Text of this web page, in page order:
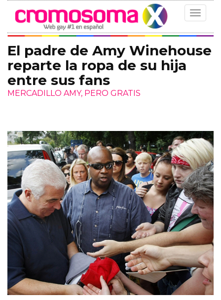
Toggle
El padre de Amy Winehouse
reparte la ropa de su hija
entre sus fans
MERCADILLO AMY, PERO GRATIS